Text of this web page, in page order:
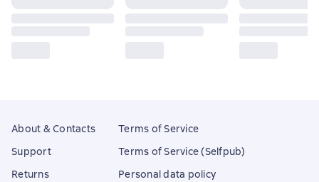
About & Contacts
Support
Returns
Terms of Service
Terms of Service (Selfpub)
Personal data policy